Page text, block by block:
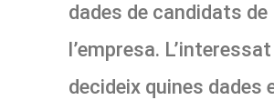
dades de candidats de
l’empresa.
decideix quines dades